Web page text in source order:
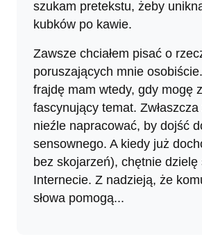
szukam pretekstu, żeby
kubków po kawie.
Zawsze chciałem pisać o
poruszających mnie
frajdę mam wtedy, gdy mogę
fascynujący temat.
nieźle napracować, by dojść
sensownego. A kiedy już
bez skojarzeń), chętnie dzielę
Internecie. Z nadzieją, że
słowa pomogą...